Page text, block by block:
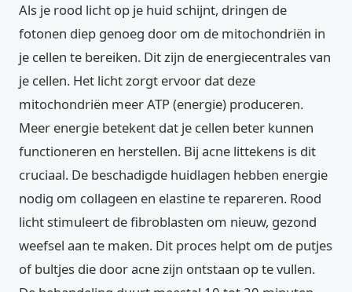
Als je rood licht op je huid schijnt, dringen de
fotonen diep genoeg door om de mitochondriën in
je cellen te bereiken. Dit zijn de energiecentrales van
je cellen. Het licht zorgt ervoor dat deze
mitochondriën meer ATP (energie) produceren.
Meer energie betekent dat je cellen beter kunnen
functioneren en herstellen. Bij acne littekens is dit
cruciaal. De beschadigde huidlagen hebben energie
nodig om collageen en elastine te repareren. Rood
licht stimuleert de fibroblasten om nieuw, gezond
weefsel aan te maken. Dit proces helpt om de putjes
of bultjes die door acne zijn ontstaan op te vullen.